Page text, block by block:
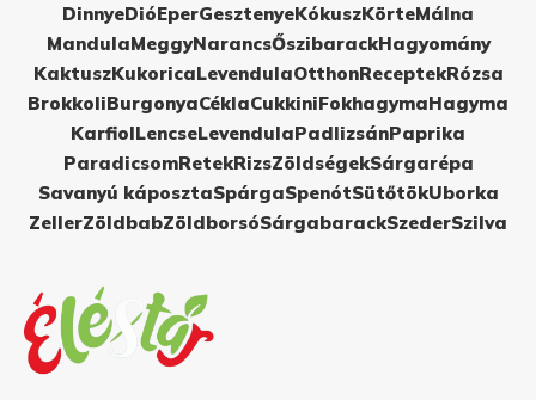
DinnyeDióEperGesztenyeKókuszKörteMálna
MandulaMeggyNarancsŐszibarackHagyomány
KaktuszKukoricaLevendulaOtthonReceptekRózsa
BrokkoliBurgonyaCéklaCukkiniFokhagymaHagyma
KarfiolLencseLevendulaPadlizsánPaprika
ParadicsomRetekRizsZöldségekSárgarépa
Savanyú káposztaSpárgaSpenótSütőtökUborka
ZellerZöldbabZöldborsóSárgabarackSzederSzilva